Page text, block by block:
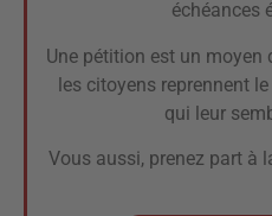
échéances
Une pétition est un moyen
les citoyens reprennent
qui leur
Vous aussi, prenez part à